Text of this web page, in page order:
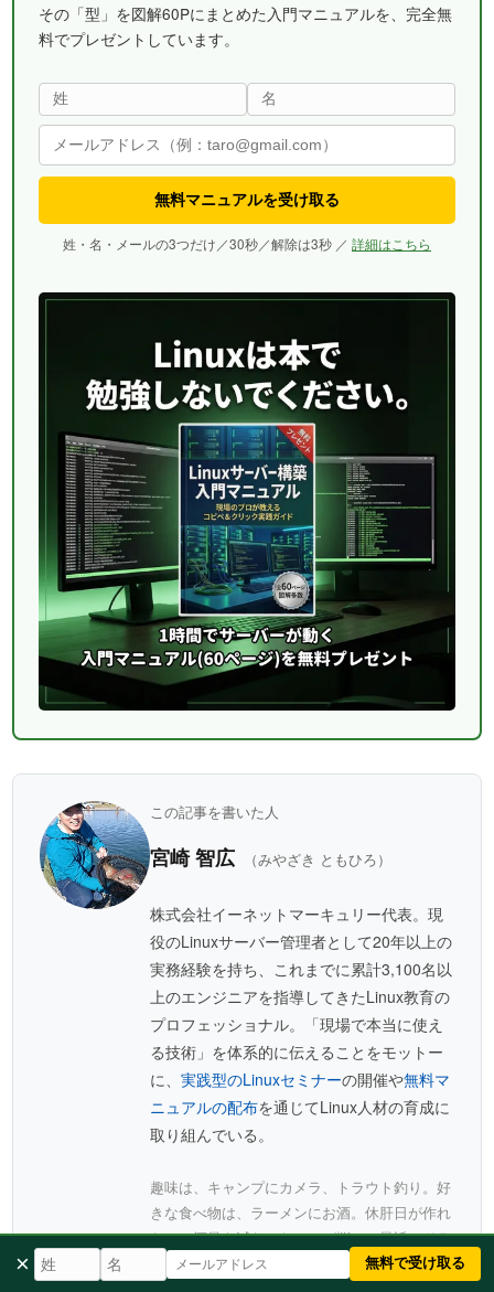
その「型」を図解60Pにまとめた入門マニュアルを、完全無
料でプレゼントしています。
無料マニュアルを受け取る
姓・名・メールの3つだけ／30秒／解除は3秒 ／ 詳細はこちら
× 無料で受け取る
この記事を書いた人
宮崎 智広 （みやざき ともひろ）
株式会社イーネットマーキュリー代表。現
役のLinuxサーバー管理者として20年以上の
実務経験を持ち、これまでに累計3,100名以
上のエンジニアを指導してきたLinux教育の
プロフェッショナル。「現場で本当に使え
る技術」を体系的に伝えることをモットー
に、実践型のLinuxセミナーの開催や無料マ
ニュアルの配布を通じてLinux人材の育成に
取り組んでいる。
趣味は、キャンプにカメラ、トラウト釣り。好
きな食べ物は、ラーメンにお酒。休肝日が作れ
ない、酒量を減らせないのが悩み。最近、ドラ
マ「フライトエンジェル」を観て涙腺が崩壊し